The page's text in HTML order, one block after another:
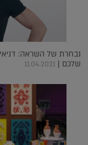
נבחרת של השראה:
שלכם | 11.04.2021